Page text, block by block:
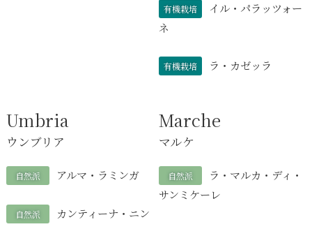
有機栽培
イル・パラッツォー
ネ
有機栽培 ラ・カゼッラ
Umbria
ウンブリア
自然派 アルマ・ラミンガ
自然派
カンティーナ・ニン
Marche
マルケ
自然派
ラ・マルカ・ディ・
サンミケーレ